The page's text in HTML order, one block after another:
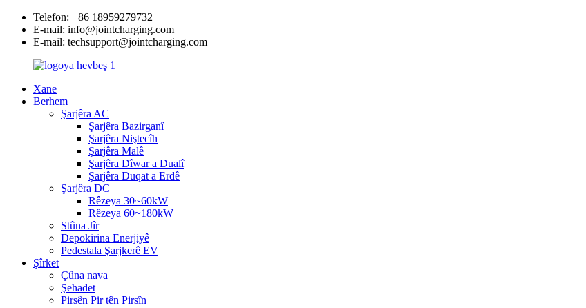
Telefon: +86 18959279732
E-mail: info@jointcharging.com
E-mail: techsupport@jointcharging.com
Xane
Berhem
Şarjêra AC
Şarjêra Bazirganî
Şarjêra Niştecîh
Şarjêra Malê
Şarjêra Dîwar a Dualî
Şarjêra Duqat a Erdê
Şarjêra DC
Rêzeya 30~60kW
Rêzeya 60~180kW
Stûna Jîr
Depokirina Enerjiyê
Pedestala Şarjkerê EV
Şîrket
Çûna nava
Şehadet
Pirsên Pir tên Pirsîn